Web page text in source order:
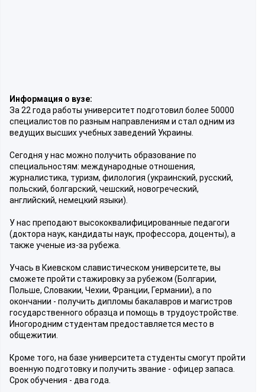
Информация о вузе:
За 22 года работы университет подготовил более 50000
специалистов по разным направлениям и стал одним из
ведущих высших учебных заведений Украины.
Сегодня у нас можно получить образование по
специальностям: международные отношения,
журналистика, туризм, филология (украинский, русский,
польский, болгарский, чешский, новогреческий,
английский, немецкий языки).
У нас преподают высококвалифицированные педагоги
(доктора наук, кандидаты наук, профессора, доценты), а
также ученые из-за рубежа.
Учась в Киевском славистическом университете, вы
сможете пройти стажировку за рубежом (Болгарии,
Польше, Словакии, Чехии, Франции, Германии), а по
окончании - получить дипломы бакалавров и магистров
государственного образца и помощь в трудоустройстве.
Иногородним студентам предоставляется место в
общежитии.
Кроме того, на базе университета студенты смогут пройти
военную подготовку и получить звание - офицер запаса.
Срок обучения - два года.